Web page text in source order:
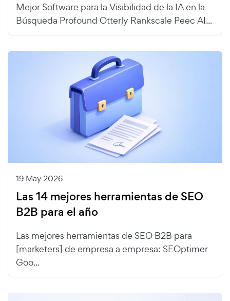
Mejor Software para la Visibilidad de la IA en la
Búsqueda Profound Otterly Rankscale Peec AI...
19 May 2026
Las 14 mejores herramientas de SEO
B2B para el año
Las mejores herramientas de SEO B2B para
[marketers] de empresa a empresa: SEOptimer
Goo...